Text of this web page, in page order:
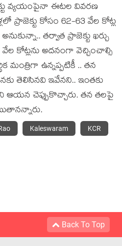
వ్య‌యంపైనా ఈట‌ల వివ‌ర‌ణ
ప్రాజెక్టు కోసం 62-63 వేల కోట్ల
త‌ర్వాత ప్రాజెక్టు ఖ‌ర్చు
కోట్ల‌ను అద‌నంగా వెచ్చించాల్సి
మంత్రిగా ఉన్నప్ప‌టికీ .. త‌న
తెలిసిన‌వి ఇవేన‌ని.. ఇంత‌కు
చెప్పుకొచ్చారు. త‌న త‌ల‌పై
Kaleswaram KCR
Back To Top